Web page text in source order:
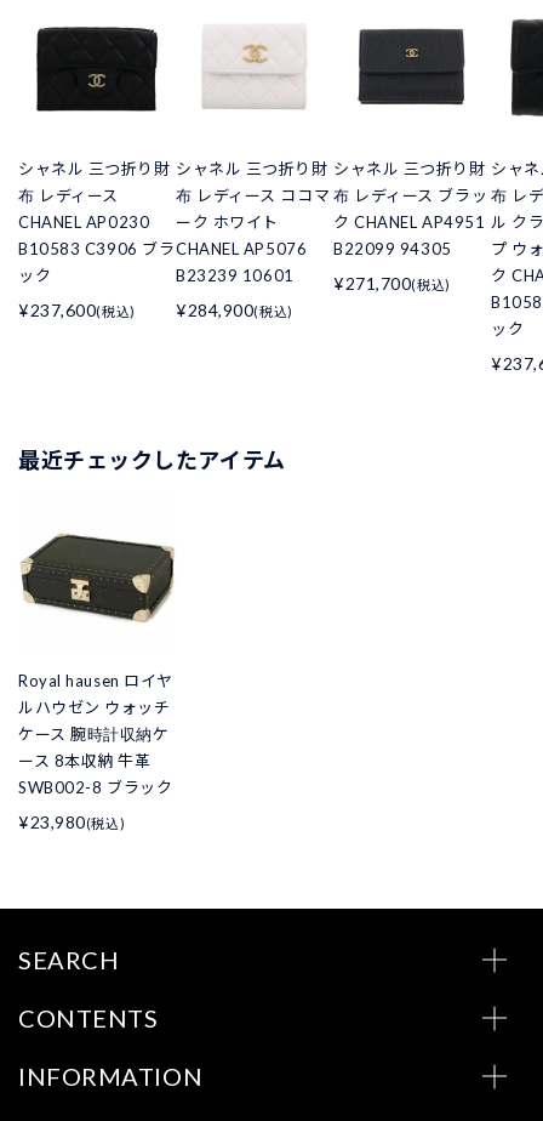
シャネル 三つ折り財
布 レディース
CHANEL AP0230
B10583 C3906 ブラ
ック
¥237,600(税込)
シャネル 三つ折り財
布 レディース ココマ
ーク ホワイト
CHANEL AP5076
B23239 10601
¥284,900(税込)
シャネル 三つ折り財
布 レディース ブラッ
ク CHANEL AP4951
B22099 94305
¥271,700(税込)
シャ
布 レ
ル ク
プ ウ
ク
ック
最近チェックしたアイテム
Royal hausen ロイヤ
ルハウゼン ウォッチ
ケース 腕時計収納ケ
ース 8本収納 牛革
SWB002-8 ブラック
¥23,980(税込)
SEARCH
CONTENTS
INFORMATION